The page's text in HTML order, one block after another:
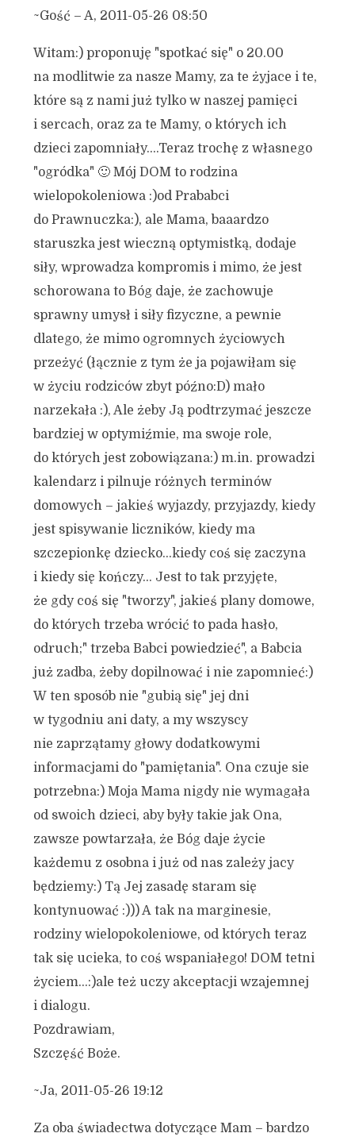
~Gość – A, 2011-05-26 08:50
Witam:) proponuję "spotkać się" o 20.00
na modlitwie za nasze Mamy, za te żyjace i te,
które są z nami już tylko w naszej pamięci
i sercach, oraz za te Mamy, o których ich
dzieci zapomniały….Teraz trochę z własnego
"ogródka" 🙂 Mój DOM to rodzina
wielopokoleniowa :)od Prababci
do Prawnuczka:), ale Mama, baaardzo
staruszka jest wieczną optymistką, dodaje
siły, wprowadza kompromis i mimo, że jest
schorowana to Bóg daje, że zachowuje
sprawny umysł i siły fizyczne, a pewnie
dlatego, że mimo ogromnych życiowych
przeżyć (łącznie z tym że ja pojawiłam się
w życiu rodziców zbyt późno:D) mało
narzekała :), Ale żeby Ją podtrzymać jeszcze
bardziej w optymiźmie, ma swoje role,
do których jest zobowiązana:) m.in. prowadzi
kalendarz i pilnuje różnych terminów
domowych – jakieś wyjazdy, przyjazdy, kiedy
jest spisywanie liczników, kiedy ma
szczepionkę dziecko…kiedy coś się zaczyna
i kiedy się kończy… Jest to tak przyjęte,
że gdy coś się "tworzy", jakieś plany domowe,
do których trzeba wrócić to pada hasło,
odruch;" trzeba Babci powiedzieć", a Babcia
już zadba, żeby dopilnować i nie zapomnieć:)
W ten sposób nie "gubią się" jej dni
w tygodniu ani daty, a my wszyscy
nie zaprzątamy głowy dodatkowymi
informacjami do "pamiętania". Ona czuje sie
potrzebna:) Moja Mama nigdy nie wymagała
od swoich dzieci, aby były takie jak Ona,
zawsze powtarzała, że Bóg daje życie
każdemu z osobna i już od nas zależy jacy
będziemy:) Tą Jej zasadę staram się
kontynuować :))) A tak na marginesie,
rodziny wielopokoleniowe, od których teraz
tak się ucieka, to coś wspaniałego! DOM tetni
życiem…:)ale też uczy akceptacji wzajemnej
i dialogu.
Pozdrawiam,
Szczęść Boże.
~Ja, 2011-05-26 19:12
Za oba świadectwa dotyczące Mam – bardzo